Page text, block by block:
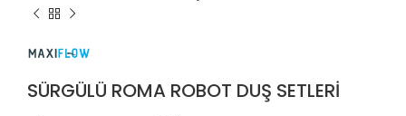
SÜRGÜLÜ ROMA ROBOT DUŞ SETLERİ